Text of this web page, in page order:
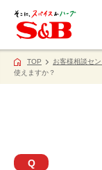
TOP お客様相談セ
使えますか？
Q